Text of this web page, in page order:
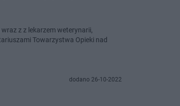
Towarzystwa Opieki nad
dodano 26-10-2022